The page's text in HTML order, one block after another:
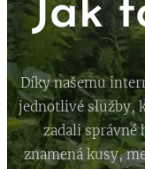
Jak
Díky našemu
jednotlivé služby,
zadali
znamená kusy,